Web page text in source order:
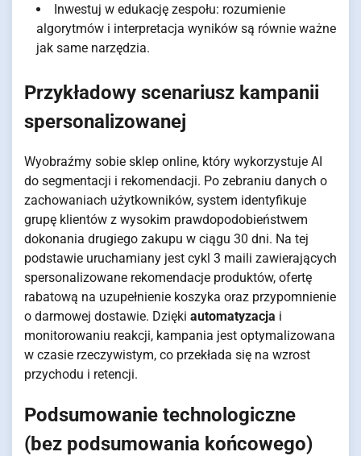
Inwestuj w edukację zespołu: rozumienie
algorytmów i interpretacja wyników są równie ważne
jak same narzędzia.
Przykładowy scenariusz kampanii
spersonalizowanej
Wyobraźmy sobie sklep online, który wykorzystuje AI
do segmentacji i rekomendacji. Po zebraniu danych o
zachowaniach użytkowników, system identyfikuje
grupę klientów z wysokim prawdopodobieństwem
dokonania drugiego zakupu w ciągu 30 dni. Na tej
podstawie uruchamiany jest cykl 3 maili zawierających
spersonalizowane rekomendacje produktów, ofertę
rabatową na uzupełnienie koszyka oraz przypomnienie
o darmowej dostawie. Dzięki automatyzacja i
monitorowaniu reakcji, kampania jest optymalizowana
w czasie rzeczywistym, co przekłada się na wzrost
przychodu i retencji.
Podsumowanie technologiczne
(bez podsumowania końcowego)